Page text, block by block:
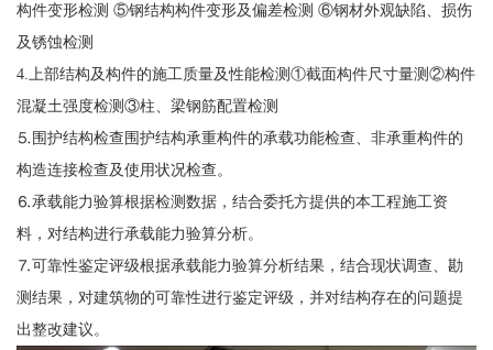
构件变形检测 ⑤钢结构构件变形及偏差检测 ⑥钢材外观缺陷、损伤
及锈蚀检测
4.上部结构及构件的施工质量及性能检测①截面构件尺寸量测②构件
混凝土强度检测③柱、梁钢筋配置检测
⒌围护结构检查围护结构承重构件的承载功能检查、非承重构件的
构造连接检查及使用状况检查。
⒍承载能力验算根据检测数据，结合委托方提供的本工程施工资
料，对结构进行承载能力验算分析。
⒎可靠性鉴定评级根据承载能力验算分析结果，结合现状调查、勘
测结果，对建筑物的可靠性进行鉴定评级，并对结构存在的问题提
出整改建议。